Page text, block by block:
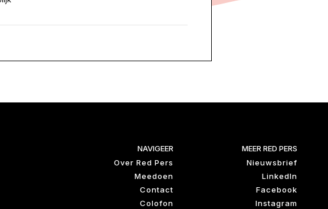
NAVIGEER
Over Red Pers
Meedoen
Contact
Colofon
MEER RED PERS
Nieuwsbrief
LinkedIn
Facebook
Instagram